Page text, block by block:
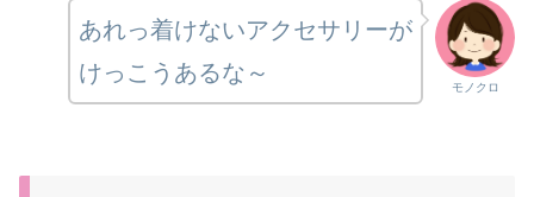
モノクロ
あれっ着けないアクセサリーが
けっこうあるな～